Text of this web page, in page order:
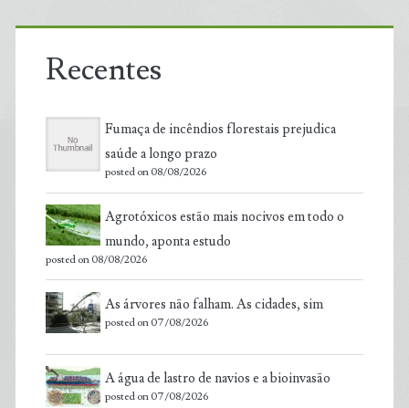
Recentes
Fumaça de incêndios florestais prejudica
saúde a longo prazo
posted on 08/08/2026
Agrotóxicos estão mais nocivos em todo o
mundo, aponta estudo
posted on 08/08/2026
As árvores não falham. As cidades, sim
posted on 07/08/2026
A água de lastro de navios e a bioinvasão
posted on 07/08/2026